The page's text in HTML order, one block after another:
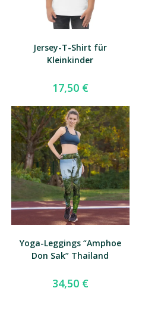
Jersey-T-Shirt für
Kleinkinder
17,50 €
Yoga-Leggings “Amphoe
Don Sak” Thailand
34,50 €